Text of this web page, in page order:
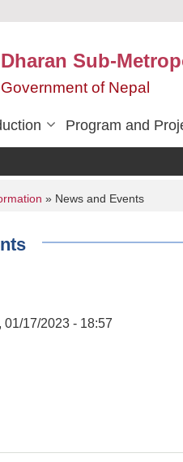
Dharan Sub-
Government of Nepal
Program and
» News and Events
01/17/2023 - 18:57